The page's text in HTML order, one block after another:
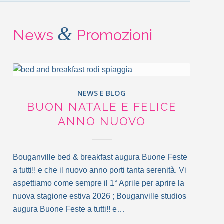
News & Promozioni
NEWS E BLOG
BUON NATALE E FELICE
ANNO NUOVO
Bouganville bed & breakfast augura Buone Feste
a tutti!! e che il nuovo anno porti tanta serenità. Vi
aspettiamo come sempre il 1° Aprile per aprire la
nuova stagione estiva 2026 ; Bouganville studios
augura Buone Feste a tutti!! e…